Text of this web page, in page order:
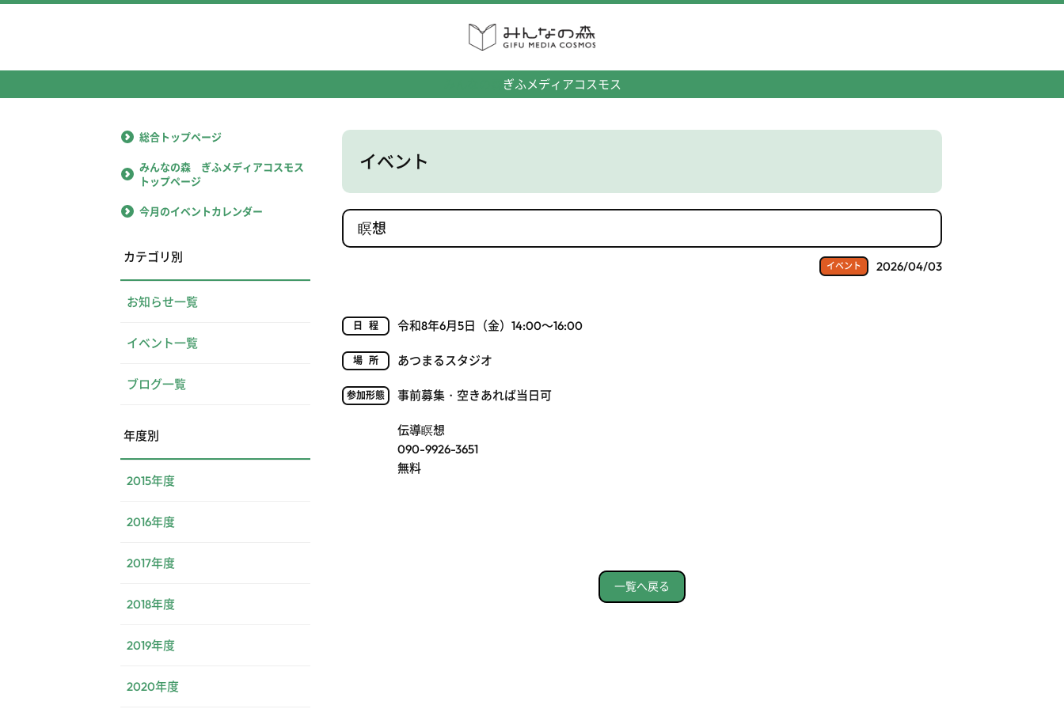
ぎふメディアコスモス
イベント
瞑想
イベント 2026/04/03
日程 令和8年6月5日（金）14:00～16:00
場所 あつまるスタジオ
参加形態 事前募集・空きあれば当日可
伝導瞑想
090-9926-3651
無料
一覧へ戻る
総合トップページ
みんなの森 ぎふメディアコスモス
トップページ
今月のイベントカレンダー
カテゴリ別
お知らせ一覧
イベント一覧
ブログ一覧
年度別
2015年度
2016年度
2017年度
2018年度
2019年度
2020年度